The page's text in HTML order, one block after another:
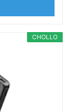
CHOLLO